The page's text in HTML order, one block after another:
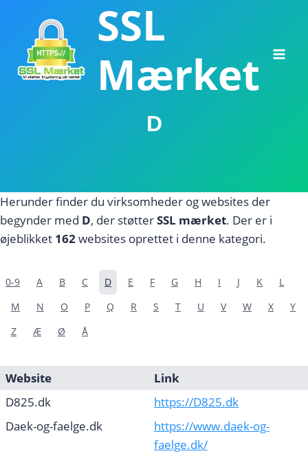
indhold
SSL
Mærket
D
Herunder finder du virksomheder og websites der
begynder med D, der støtterSSL mærket. Der er i
øjeblikket 162websites oprettet i denne kategori.
0-9 A B C D E F G H I J K
L
M
N O P Q R S T U V W X
Y
Z
Æ Ø Å
Website
Link
D825.dk
https://D825.dk
Daek-og-faelge.dk
https://www.daek-og-
faelge.dk/